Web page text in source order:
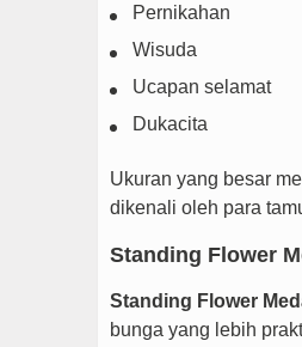
Pernikahan
Wisuda
Ucapan selamat
Dukacita
Ukuran yang besar
dikenali oleh para
Standing Flower
Standing Flower
bunga yang lebih